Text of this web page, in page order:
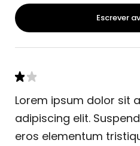
Escrever
Lorem ipsum dolor sit
adipiscing elit.
eros elementum